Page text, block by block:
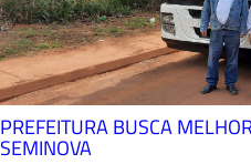
PREFEITURA BUSCA
SEMINOVA